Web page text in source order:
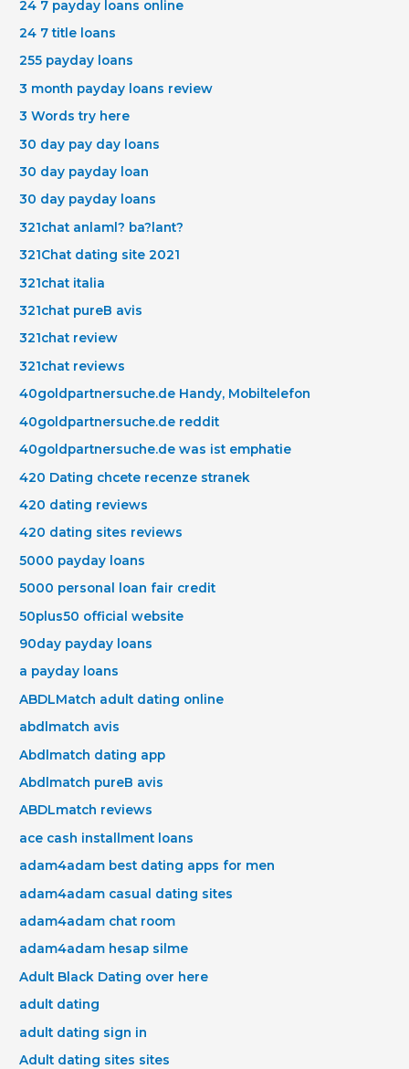
24 7 payday loans online
24 7 title loans
255 payday loans
3 month payday loans review
3 Words try here
30 day pay day loans
30 day payday loan
30 day payday loans
321chat anlaml? ba?lant?
321Chat dating site 2021
321chat italia
321chat pureВ avis
321chat review
321chat reviews
40goldpartnersuche.de Handy, Mobiltelefon
40goldpartnersuche.de reddit
40goldpartnersuche.de was ist emphatie
420 Dating chcete recenze stranek
420 dating reviews
420 dating sites reviews
5000 payday loans
5000 personal loan fair credit
50plus50 official website
90day payday loans
a payday loans
ABDLMatch adult dating online
abdlmatch avis
Abdlmatch dating app
Abdlmatch pureВ avis
ABDLmatch reviews
ace cash installment loans
adam4adam best dating apps for men
adam4adam casual dating sites
adam4adam chat room
adam4adam hesap silme
Adult Black Dating over here
adult dating
adult dating sign in
Adult dating sites sites